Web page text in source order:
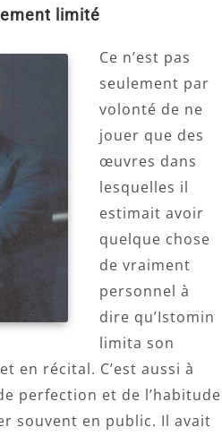
limité
Ce n’est pas
seulement par
volonté de ne
jouer que des
œuvres dans
lesquelles il
estimait avoir
quelque chose
de vraiment
personnel à
dire qu’Istomin
limita son
en récital. C’est aussi à
perfection et de l’habitude
souvent en public. Il avait